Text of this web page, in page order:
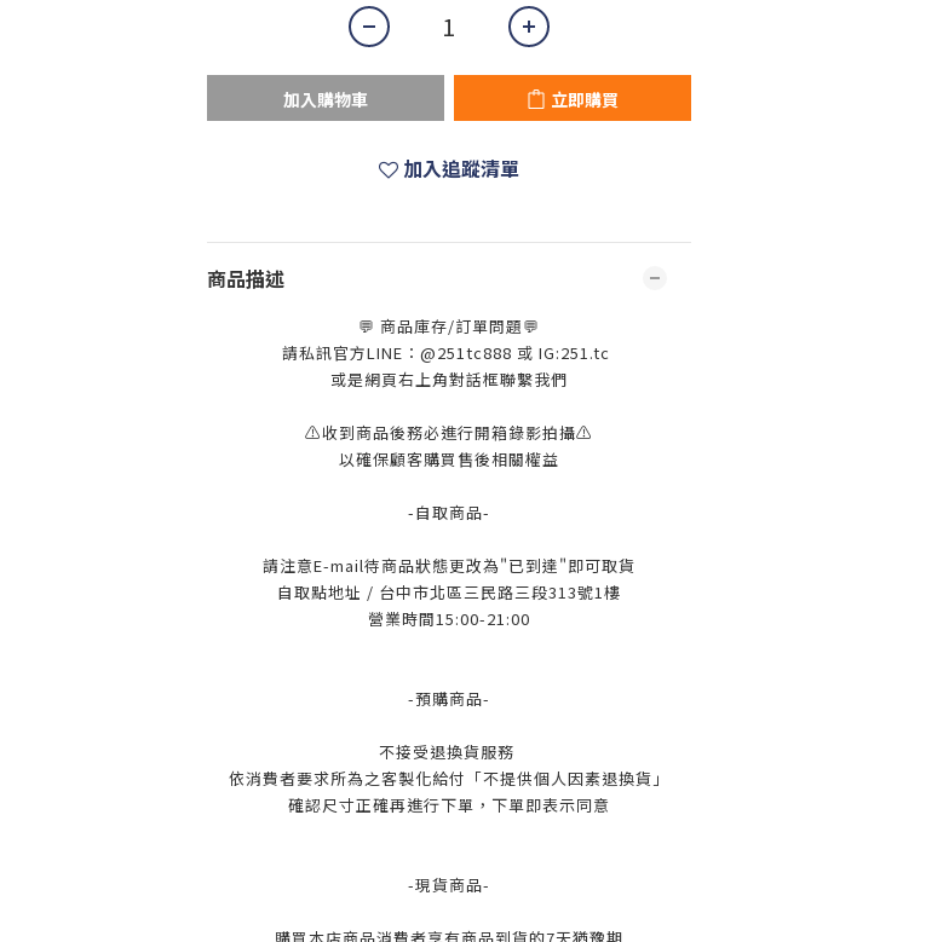
加入購物車 立即購買
加入追蹤清單
商品描述
💬 商品庫存/訂單問題💬
請私訊官方LINE：@251tc888 或 IG:251.tc
或是網頁右上角對話框聯繫我們
⚠️收到商品後務必進行開箱錄影拍攝⚠️
以確保顧客購買售後相關權益
-自取商品-
請注意E-mail待商品狀態更改為"已到達"即可取貨
自取點地址 / 台中市北區三民路三段313號1樓
營業時間15:00-21:00
-預購商品-
不接受退換貨服務
依消費者要求所為之客製化給付「不提供個人因素退換貨」
確認尺寸正確再進行下單，下單即表示同意
-現貨商品-